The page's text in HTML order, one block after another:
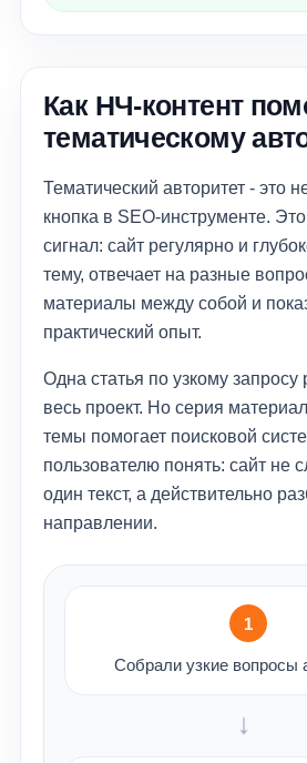
Как НЧ-контент
тематическому
Тематический авторитет - это
кнопка в SEO-инструменте.
сигнал: сайт регулярно и
тему, отвечает на разные
материалы между собой и
практический опыт.
Одна статья по узкому запросу
весь проект. Но серия
темы помогает поисковой
пользователю понять: сайт не
один текст, а действительно
направлении.
1
Собрали узкие вопросы
→